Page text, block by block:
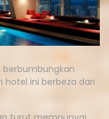
berbumbungkan
hotel ini berbeza dari